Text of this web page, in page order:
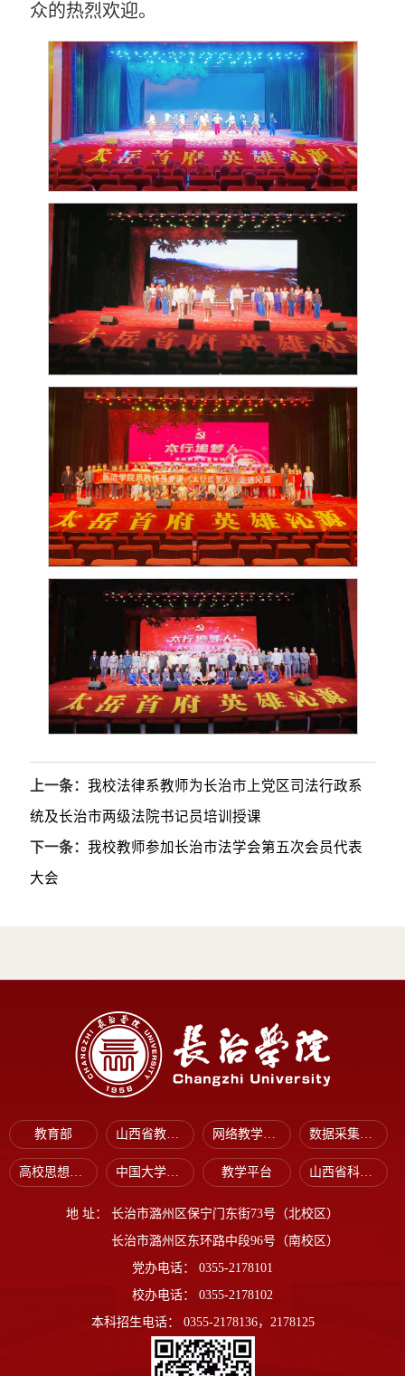
众的热烈欢迎。
上一条：我校法律系教师为长治市上党区司法行政系
统及长治市两级法院书记员培训授课
下一条：我校教师参加长治市法学会第五次会员代表
大会
教育部 山西省教育厅 网络教学平台 数据采集平台
高校思想政治工作网 中国大学生在线 教学平台 山西省科技厅
地 址：
长治市潞州区保宁门东街73号（北校区）
长治市潞州区东环路中段96号（南校区）
党办电话：
0355-2178101
校办电话：
0355-2178102
本科招生电话：
0355-2178136，2178125